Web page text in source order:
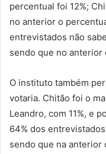
percentual foi 12%;
no anterior o
entrevistados não
sendo que no anterior
O instituto também
votaria. Chitão foi o
Leandro, com 11%, e
64% dos
sendo que na anterior